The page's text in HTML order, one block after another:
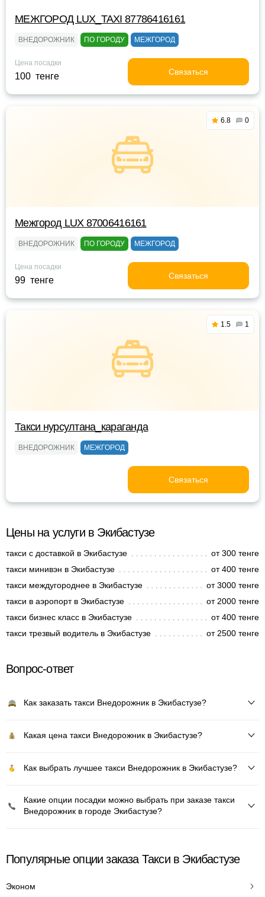
МЕЖГОРОД LUX_TAXI 87786416161
ВНЕДОРОЖНИК ПО ГОРОДУ МЕЖГОРОД
Цена посадки
100 тенге Связаться
6.8 0
Межгород LUX 87006416161
ВНЕДОРОЖНИК ПО ГОРОДУ МЕЖГОРОД
Цена посадки
99 тенге Связаться
1.5 1
Такси нурсултана_караганда
ВНЕДОРОЖНИК МЕЖГОРОД
Связаться
Цены на услуги в Экибастузе
такси с доставкой в Экибастузе
от 300 тенге
такси минивэн в Экибастузе
от 400 тенге
такси междугороднее в Экибастузе
от 3000 тенге
такси в аэропорт в Экибастузе
от 2000 тенге
такси бизнес класс в Экибастузе
от 400 тенге
такси трезвый водитель в Экибастузе
от 2500 тенге
Вопрос-ответ
Как заказать такси Внедорожник в Экибастузе?
Какая цена такси Внедорожник в Экибастузе?
Как выбрать лучшее такси Внедорожник в Экибастузе?
Какие опции посадки можно выбрать при заказе такси
Внедорожник в городе Экибастузе?
Популярные опции заказа Такси в Экибастузе
Эконом